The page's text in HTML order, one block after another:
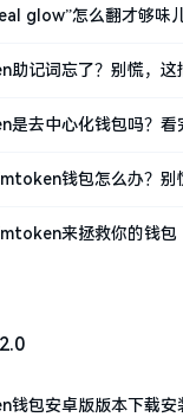
glow”怎么翻才够味
助记词忘了？别慌，这
是去中心化钱包吗？看
钱包怎么办？别
来拯救你的钱包
钱包安卓版版本下载安